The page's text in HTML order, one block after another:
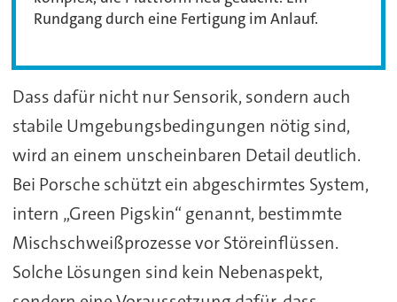
Rundgang durch eine Fertigung im Anlauf.
Dass dafür nicht nur Sensorik, sondern auch
stabile Umgebungsbedingungen nötig sind,
wird an einem unscheinbaren Detail deutlich.
Bei Porsche schützt ein abgeschirmtes System,
intern „Green Pigskin“ genannt, bestimmte
Mischschweißprozesse vor Störeinflüssen.
Solche Lösungen sind kein Nebenaspekt,